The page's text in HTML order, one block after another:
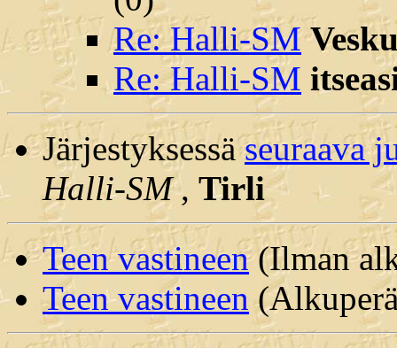
Re: Halli-SM
Re: Halli-SM
Järjestyksessäseuraava
Halli-SM, Tirli
Teen vastineen(Ilman
Teen vastineen